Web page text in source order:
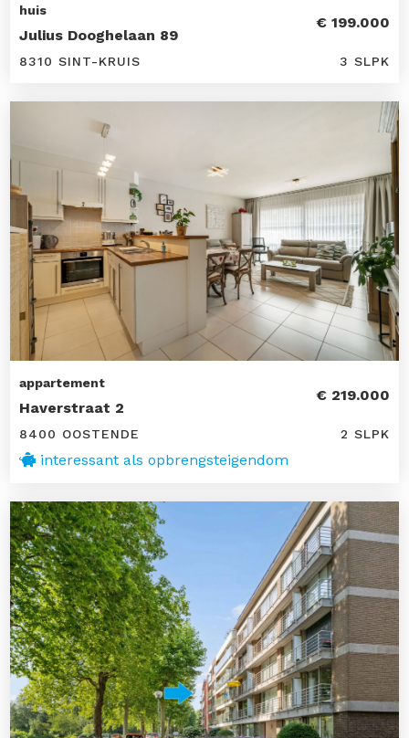
huis
Julius Dooghelaan 89
€ 199.000
8310 SINT-KRUIS 3 SLPK
appartement
Haverstraat 2
€ 219.000
8400 OOSTENDE 2 SLPK
interessant als opbrengsteigendom